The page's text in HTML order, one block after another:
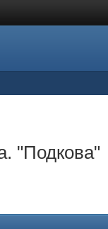
"Подкова"